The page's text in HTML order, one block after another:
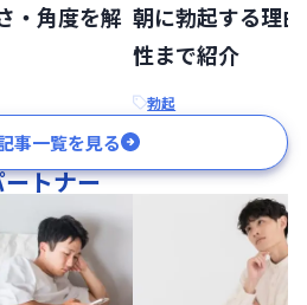
・角度を解 朝に勃起する理
性まで紹介
勃起
事一覧を見る
トナー